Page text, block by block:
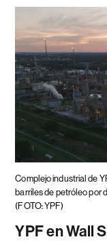
Complejo industrial de
barriles de petróleo por
(FOTO: YPF)
YPF en Wall